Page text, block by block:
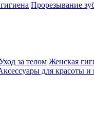
Прорезывание
за телом Женская
для красоты и